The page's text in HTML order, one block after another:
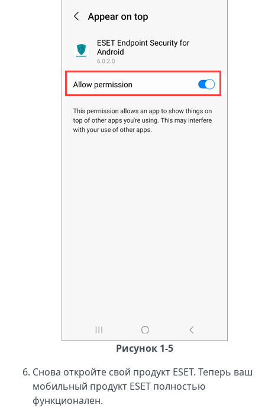
Рисунок 1-5
Снова откройте свой продукт ESET. Теперь ваш
мобильный продукт ESET полностью
функционален.